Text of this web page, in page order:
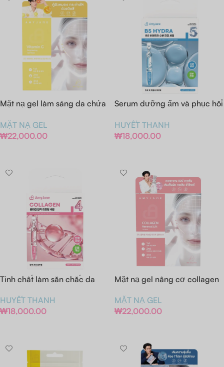
Mặt nạ gel làm sáng da chứa
(Hộp/Miếng)
MẶT NẠ GEL
₩22,000.00
Serum dưỡng ẩm và phục hồi
HUYẾT THANH
₩18,000.00
Tinh chất làm săn chắc da
HUYẾT THANH
₩18,000.00
Mặt nạ gel nâng cơ collagen
MẶT NẠ GEL
₩22,000.00